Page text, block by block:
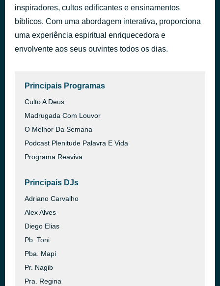
inspiradores, cultos edificantes e ensinamentos
bíblicos. Com uma abordagem interativa, proporciona
uma experiência espiritual enriquecedora e
envolvente aos seus ouvintes todos os dias.
Principais Programas
Culto A Deus
Madrugada Com Louvor
O Melhor Da Semana
Podcast Plenitude Palavra E Vida
Programa Reaviva
Principais DJs
Adriano Carvalho
Alex Alves
Diego Elias
Pb. Toni
Pba. Mapi
Pr. Nagib
Pra. Regina